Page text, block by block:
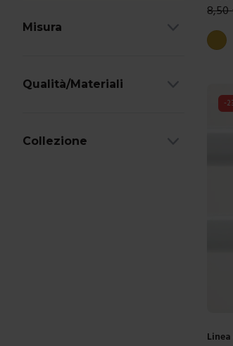
Misura
Qualità/Materiali
Collezione
8,50
Oro
-